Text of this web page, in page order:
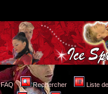
FAQ Rechercher Liste